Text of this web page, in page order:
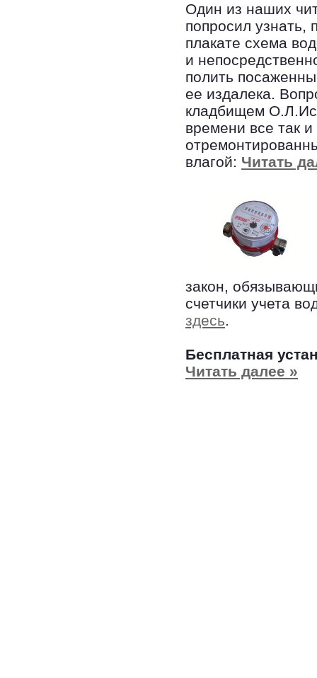
Один из наших
попросил узнать,
плакате схема
и
полить
ее издалека.
кладбищем
времени все так
влагой: Читать
закон,
счетчики учета
здесь.
Бесплатная
Читать далее »